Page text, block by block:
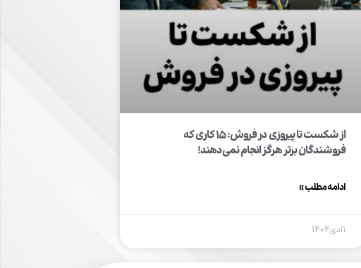
از شکست تا پیروزی در فروش: ۱۵ کاری که
فروشندگان برتر هرگز انجام نمی‌دهند!
ادامه مطلب »
11دی1404